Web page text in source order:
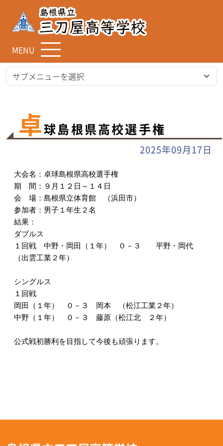
MENU
TOP お知らせ
卓球島根県高校選手権
2025年09月17日
大会名：卓球島根県高校選手権
期 間：９月１２日～１４日
会 場：島根県立体育館 （浜田市）
参加者：男子１年生２名
結果：
ダブルス
１回戦 中野・岡田（１年） ０－３ 平野・岡代
（出雲工業２年）
シングルス
１回戦
岡田（１年） ０－３ 岡本 （松江工業２年）
中野（１年） ０－３ 藤原（松江北 ２年）
公式戦初勝利を目指して今後も頑張ります。